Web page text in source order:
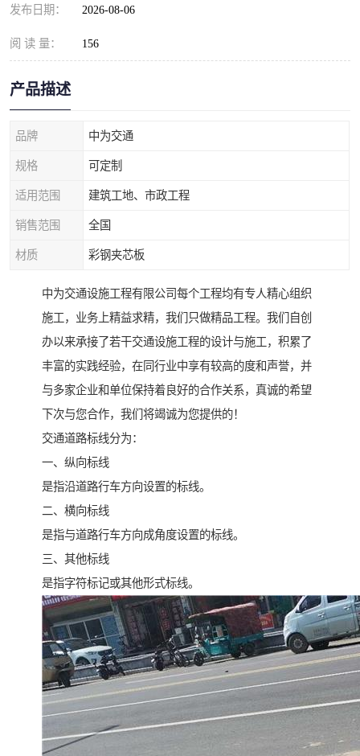
发布日期： 2026-08-06
阅 读 量： 156
产品描述
品牌 中为交通
规格 可定制
适用范围 建筑工地、市政工程
销售范围 全国
材质 彩钢夹芯板
中为交通设施工程有限公司每个工程均有专人精心组织
施工，业务上精益求精，我们只做精品工程。我们自创
办以来承接了若干交通设施工程的设计与施工，积累了
丰富的实践经验，在同行业中享有较高的度和声誉，并
与多家企业和单位保持着良好的合作关系，真诚的希望
下次与您合作，我们将竭诚为您提供的！
交通道路标线分为：
一、纵向标线
是指沿道路行车方向设置的标线。
二、横向标线
是指与道路行车方向成角度设置的标线。
三、其他标线
是指字符标记或其他形式标线。